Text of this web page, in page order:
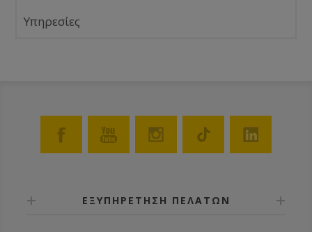
Υπηρεσίες
ΕΞΥΠΗΡΕΤΗΣΗ ΠΕΛΑΤΩΝ